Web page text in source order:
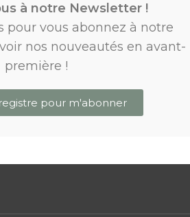
à notre Newsletter !
pour vous abonnez à notre
nos nouveautés en avant-
première !
pour m'abonner